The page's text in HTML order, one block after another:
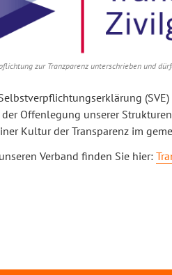
zur Tranzparenz unterschrieben und
Offenlegung unserer
Kultur der Transparenz im
Verband finden Sie hier: